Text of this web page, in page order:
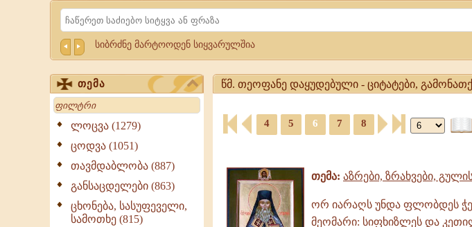
Search
სიბრძნე მარტოოდენ სიყვარულშია
თემა
Search
ლოცვა (1279)
ცოდვა (1051)
თავმდაბლობა (887)
განსაცდელები (863)
ცხონება, სასუფეველი,
სამოთხე (815)
წმ. თეოფანე დაყუდებული - ციტატები,
თეოფანე
დაყუდებული
გამონათქვამები
თეოფანე
დაყუდებული
გამონათქვამები
4 5 6 7 8
თემა: აზრები, ზრახვები,
ორ იარაღს უნდა ფლობდეს
მეომარი: სიფხიზლეს და